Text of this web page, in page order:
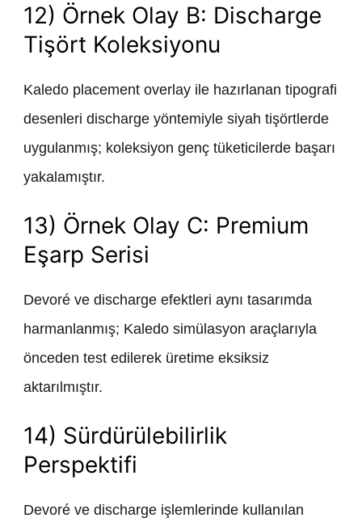
12) Örnek Olay B: Discharge
Tişört Koleksiyonu
Kaledo placement overlay ile hazırlanan tipografi
desenleri discharge yöntemiyle siyah tişörtlerde
uygulanmış; koleksiyon genç tüketicilerde başarı
yakalamıştır.
13) Örnek Olay C: Premium
Eşarp Serisi
Devoré ve discharge efektleri aynı tasarımda
harmanlanmış; Kaledo simülasyon araçlarıyla
önceden test edilerek üretime eksiksiz
aktarılmıştır.
14) Sürdürülebilirlik
Perspektifi
Devoré ve discharge işlemlerinde kullanılan